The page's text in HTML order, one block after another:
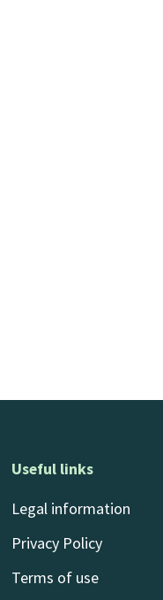
Useful links
Legal information
Privacy Policy
Terms of use